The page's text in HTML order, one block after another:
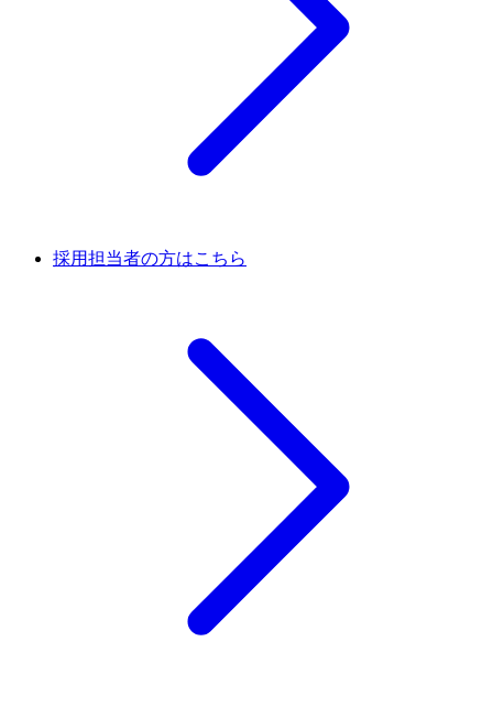
採用担当者の方はこちら